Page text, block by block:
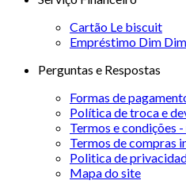
Cartão Le biscuit
Empréstimo Dim Dim
Perguntas e Respostas
Formas de
Política de troca e
Termos e condições
Termos de compras
Politica de
Mapa do site